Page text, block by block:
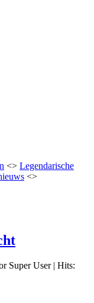
<> Legendarische
<>
Super User| Hits: